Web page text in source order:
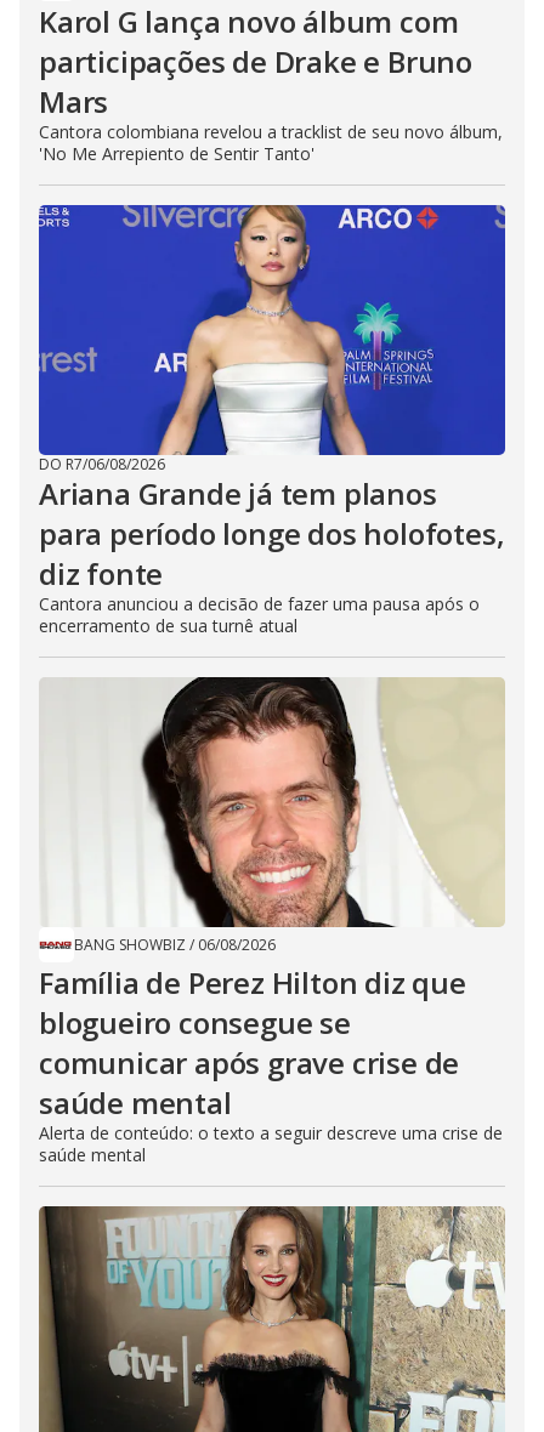
Karol G lança novo álbum com
participações de Drake e Bruno
Mars
Cantora colombiana revelou a ​tracklist de seu novo álbum,
'No Me Arrepiento de Sentir Tanto'
DO R7/06/08/2026
Ariana Grande já tem planos
para período longe dos holofotes,
diz fonte
Cantora anunciou a decisão de fazer uma pausa após o
encerramento de sua turnê atual
BANG SHOWBIZ / 06/08/2026
Família de Perez Hilton diz que
blogueiro consegue se
comunicar após grave crise de
saúde mental
Alerta de conteúdo: o texto a seguir descreve uma crise de
saúde mental